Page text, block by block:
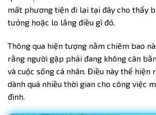
mất phương tiện đi lại tại đây cho thấy
tưởng hoặc lo lắng điều gì đó.
Thông qua hiện tượng nằm chiêm bao
rằng người gặp phải đang không cân
và cuộc sống cá nhân. Điều này thể hiện
dành quá nhiều thời gian cho công việc
đình.